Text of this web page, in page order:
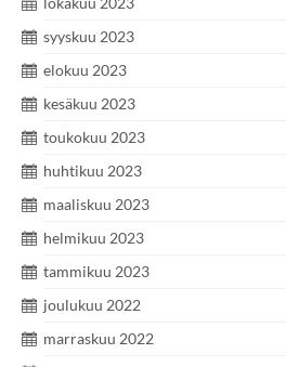
syyskuu 2023
elokuu 2023
kesäkuu 2023
toukokuu 2023
huhtikuu 2023
maaliskuu 2023
helmikuu 2023
tammikuu 2023
joulukuu 2022
marraskuu 2022